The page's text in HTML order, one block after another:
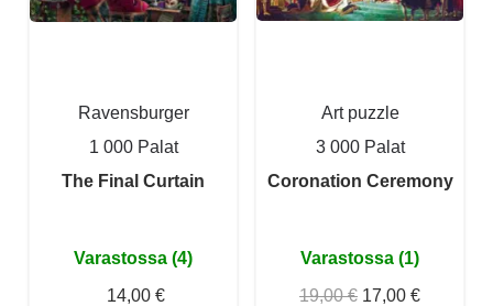
Ravensburger
1 000 Palat
The Final Curtain
Varastossa (4)
14,00 €
Art puzzle
3 000 Palat
Coronation Ceremony
Varastossa (1)
19,00 € 17,00 €